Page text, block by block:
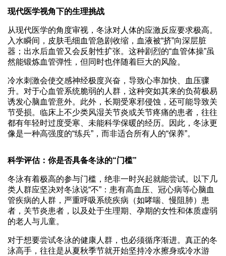
现代医学视角下的生理挑战
从现代医学的角度审视，冬泳对人体的应激反应要求极高。
入水瞬间，皮肤毛细血管急剧收缩，血液被“挤”向深层脏
器；出水后血管又会反射性扩张。这种剧烈的“血管体操”虽
然能锻炼血管弹性，但同时也伴随着巨大的风险。
冷水刺激会使交感神经极度兴奋，导致心率加快、血压骤
升。对于心血管系统脆弱的人群，这种突如其来的负荷极易
诱发心脑血管意外。此外，长期受寒邪侵蚀，还可能导致关
节受损。临床上不少类风湿关节炎或关节疼痛的患者，往往
都有年轻时过度受寒、未能科学保暖的经历。因此，冬泳更
像是一种高强度的“练兵”，而非适合所有人的“保养”。
科学评估：你是否具备冬泳的“门槛”
冬泳有着极高的参与门槛，绝非一时兴起就能尝试。以下几
类人群应坚决对冬泳说“不”：患有高血压、冠心病等心脑血
管疾病的人群，严重呼吸系统疾病（如哮喘、慢阻肺）患
者，关节炎患者，以及处于生理期、孕期的女性和体质虚弱
的老人与儿童。
对于想要尝试冬泳的健康人群，也必须循序渐进。真正的冬
泳高手，往往是从夏秋季节就开始坚持冷水擦身或冷水游